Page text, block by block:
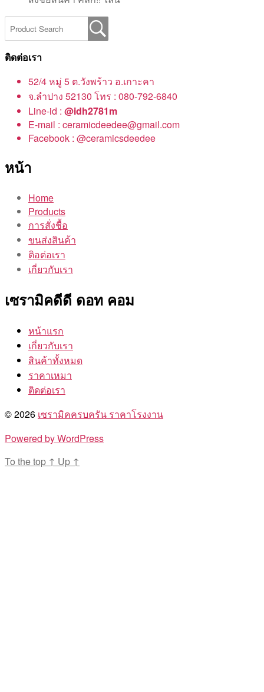
ติดต่อเรา
52/4 หมู่ 5 ต.วังพร้าว อ.เกาะคา
จ.ลำปาง 52130 โทร : 080-792-6840
Line-id : @idh2781m
E-mail : ceramicdeedee@gmail.com
Facebook : @ceramicsdeedee
หน้า
Home
Products
การสั่งชื้อ
ขนส่งสินค้า
ติอต่อเรา
เกี่ยวกับเรา
เซรามิคดีดี ดอท คอม
หน้าแรก
เกี่ยวกับเรา
สินค้าทั้งหมด
ราคาเหมา
ติดต่อเรา
© 2026 เซรามิคครบครัน ราคาโรงงาน
Powered by WordPress
To the top ↑ Up ↑